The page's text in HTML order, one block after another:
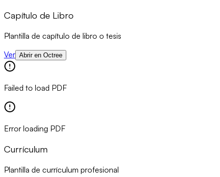
Capítulo de Libro
Plantilla de capítulo de libro o tesis
Ver Abrir en Octree
Failed to load PDF
Error loading PDF
Currículum
Plantilla de currículum profesional